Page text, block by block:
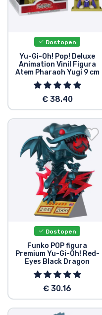
Dostopen
Yu-Gi-Oh! Pop! Deluxe
Animation Vinil Figura
Atem Pharaoh Yugi 9 cm
€ 38.40
Dostopen
Funko POP figura
Premium Yu-Gi-Oh! Red-
Eyes Black Dragon
€ 30.16